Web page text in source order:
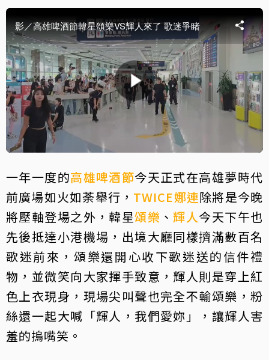
一年一度的高雄啤酒節今天正式在高雄夢時代
前廣場如火如荼舉行， TWICE娜連除將是今晚
將壓軸登場之外，韓星頌樂 、輝人今天下午也
先後抵達小港機場，出境大廳同樣擠滿數百名
歌迷前來，頌樂還開心收下歌迷送的信件禮
物，並微笑向大家揮手致意，輝人則是穿上紅
色上衣現身，現場尖叫聲也完全不輸頌樂，粉
絲還一起大喊「輝人，我們愛妳」，讓輝人害
羞的摀嘴笑。